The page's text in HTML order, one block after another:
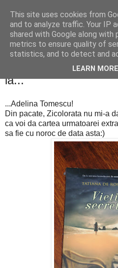
PentruDive.ro
miercuri, 18 ianuarie 2012
UPDATE: Cartea
la...
...Adelina Tomescu!
Din pacate, Zicolorata nu mi-a
ca voi da cartea urmatoarei
sa fie cu noroc de data asta:)
This site uses cookies from
and to analyze traffic. Your IP
shared with Google along with
metrics to ensure quality of
statistics, and to detect and
LEARN MORE